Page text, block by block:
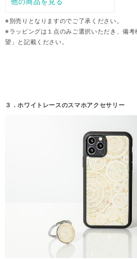
※別売りとなりますのでご了承ください。
※ラッピングは１点のみご選択いただき、備
望」と記載ください。
３．ホワイトレースのスマホアクセサリー